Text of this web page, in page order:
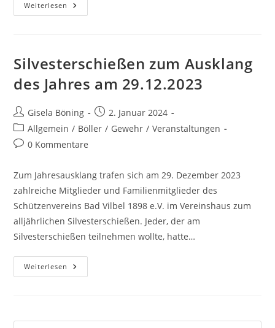
Weiterlesen
Silvesterschießen zum Ausklang
des Jahres am 29.12.2023
Gisela Böning
2. Januar 2024
Allgemein / Böller / Gewehr / Veranstaltungen
0 Kommentare
Zum Jahresausklang trafen sich am 29. Dezember 2023
zahlreiche Mitglieder und Familienmitglieder des
Schützenvereins Bad Vilbel 1898 e.V. im Vereinshaus zum
alljährlichen Silvesterschießen. Jeder, der am
Silvesterschießen teilnehmen wollte, hatte…
Weiterlesen